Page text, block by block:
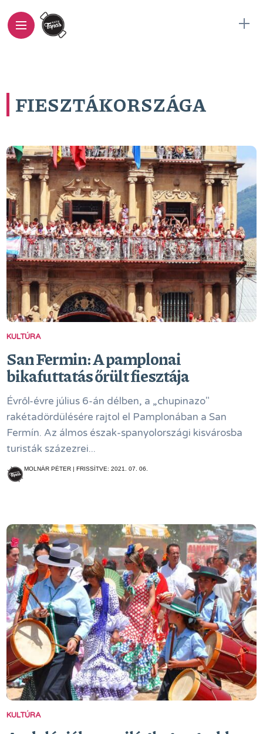
FIESZTÁKORSZÁGA
KULTÚRA
San Fermin: A pamplonai
bikafuttatás őrült fiesztája
Évről-évre július 6-án délben, a „chupinazo"
rakétadördülésére rajtol el Pamplonában a San
Fermín. Az álmos észak-spanyolországi kisvárosba
turisták százezrei...
MOLNÁR PÉTER | FRISSÍTVE: 2021. 07. 06.
KULTÚRA